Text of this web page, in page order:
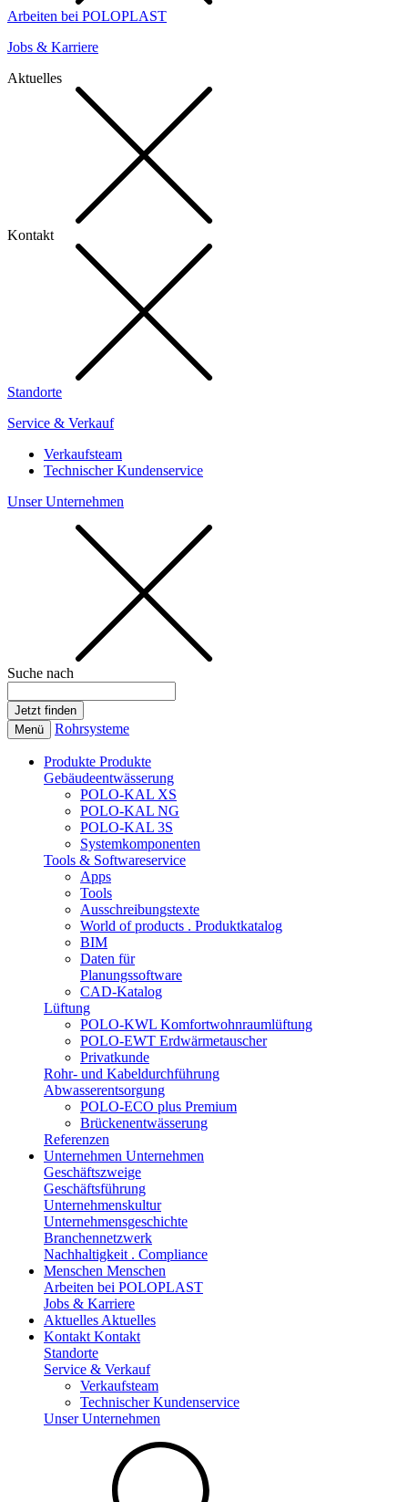
Arbeiten bei POLOPLAST
Jobs & Karriere
Aktuelles
Kontakt
Standorte
Service & Verkauf
Verkaufsteam
Technischer Kundenservice
Unser Unternehmen
Suche nach
Menü Rohrsysteme
Produkte Produkte
Gebäudeentwässerung
POLO-KAL XS
POLO-KAL NG
POLO-KAL 3S
Systemkomponenten
Tools & Softwareservice
Apps
Tools
Ausschreibungstexte
World of products . Produktkatalog
BIM
Daten für
Planungssoftware
CAD-Katalog
Lüftung
POLO-KWL Komfortwohnraumlüftung
POLO-EWT Erdwärmetauscher
Privatkunde
Rohr- und Kabeldurchführung
Abwasserentsorgung
POLO-ECO plus Premium
Brückenentwässerung
Referenzen
Unternehmen Unternehmen
Geschäftszweige
Geschäftsführung
Unternehmenskultur
Unternehmensgeschichte
Branchennetzwerk
Nachhaltigkeit . Compliance
Menschen Menschen
Arbeiten bei POLOPLAST
Jobs & Karriere
Aktuelles Aktuelles
Kontakt Kontakt
Standorte
Service & Verkauf
Verkaufsteam
Technischer Kundenservice
Unser Unternehmen